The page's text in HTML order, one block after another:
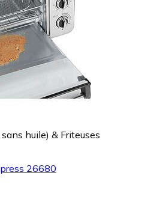
huile) & Friteuses
26680